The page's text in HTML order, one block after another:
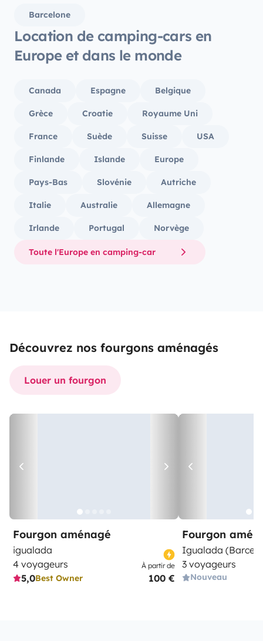
Barcelone
Location de camping-cars en
Europe et dans le monde
Canada Espagne Belgique
Grèce Croatie Royaume Uni
France Suède Suisse USA
Finlande Islande Europe
Pays-Bas Slovénie Autriche
Italie Australie Allemagne
Irlande Portugal Norvège
Toute l'Europe en camping-car
Découvrez nos fourgons aménagés
Louer un fourgon
Fourgon aménagé
igualada
4 voyageurs
5,0Best Owner
À partir de
100 €
Fourgon
Igualada
3 voyageurs
Nouveau